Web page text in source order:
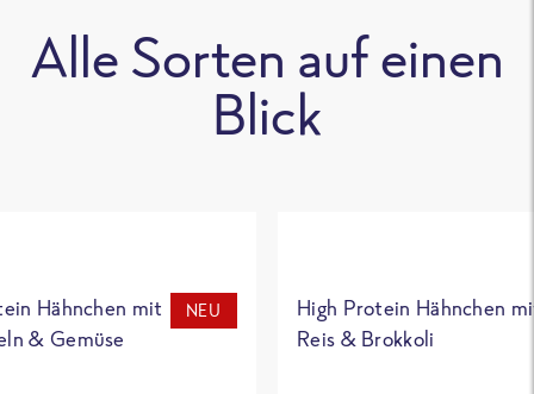
Alle Sorten auf einen
Blick
Hähnchen mit
& Gemüse
NEU
High Protein Hähnchen
Reis & Brokkoli